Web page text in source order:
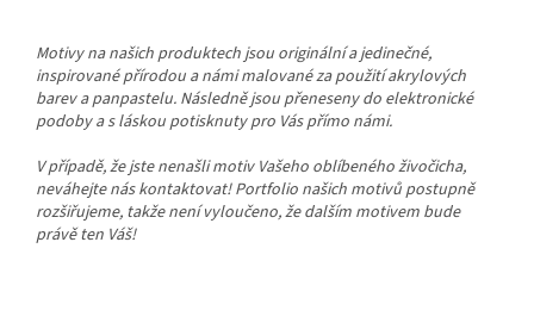
Motivy na našich produktech jsou originální a jedinečné,
inspirované přírodou a námi malované za použití akrylových
barev a panpastelu. Následně jsou přeneseny do elektronické
podoby a s láskou potisknuty pro Vás přímo námi.
V případě, že jste nenašli motiv Vašeho oblíbeného živočicha,
neváhejte nás kontaktovat! Portfolio našich motivů postupně
rozšiřujeme, takže není vyloučeno, že dalším motivem bude
právě ten Váš!